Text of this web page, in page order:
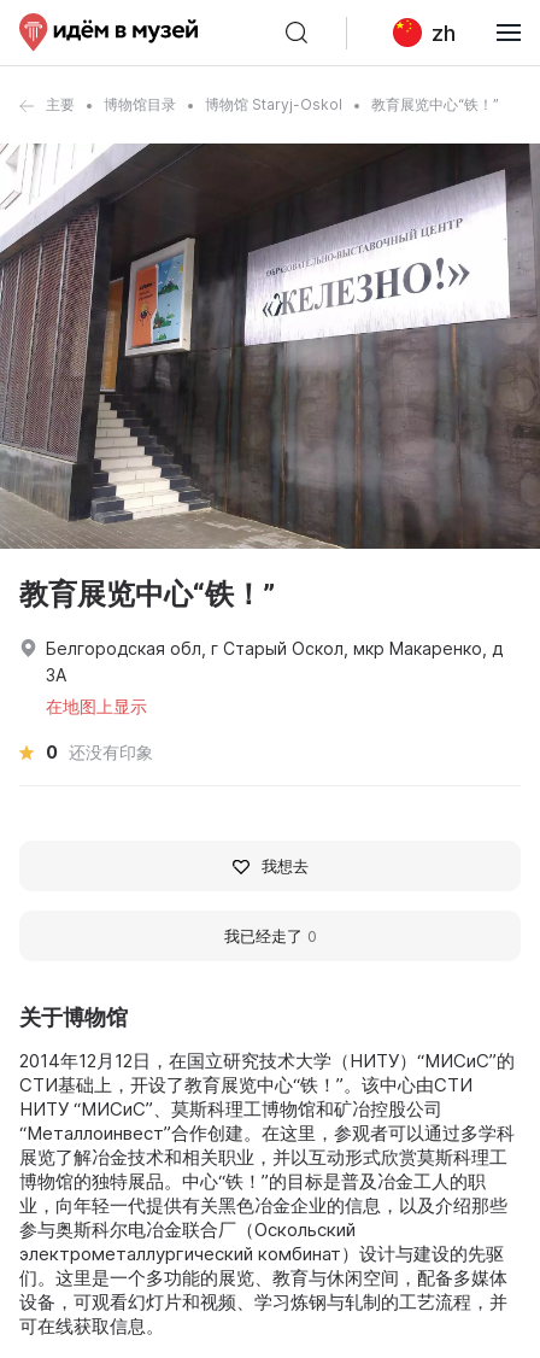
zh
主要 博物馆目录 博物馆 Staryj-Oskol 教育展览中心“铁！”
关于博物馆
2014年12月12日，在国立研究技术大学（НИТУ）“МИСиС”的
СТИ基础上，开设了教育展览中心“铁！”。该中心由СТИ
НИТУ “МИСиС”、莫斯科理工博物馆和矿冶控股公司
“Металлоинвест”合作创建。在这里，参观者可以通过多学科
展览了解冶金技术和相关职业，并以互动形式欣赏莫斯科理工
博物馆的独特展品。中心“铁！”的目标是普及冶金工人的职
业，向年轻一代提供有关黑色冶金企业的信息，以及介绍那些
参与奥斯科尔电冶金联合厂（Оскольский
электрометаллургический комбинат）设计与建设的先驱
们。这里是一个多功能的展览、教育与休闲空间，配备多媒体
设备，可观看幻灯片和视频、学习炼钢与轧制的工艺流程，并
可在线获取信息。
教育展览中心“铁！”
Белгородская обл, г Старый Оскол, мкр Макаренко, д
3А
在地图上显示
0 还没有印象
我想去
我已经走了 0